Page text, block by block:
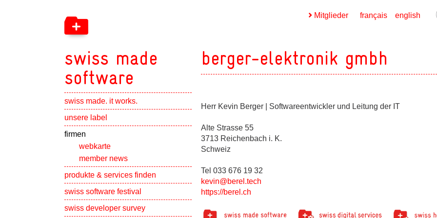
swiss made
software
swiss made. it works.
unsere label
firmen Show subpages
webkarte
member news
produkte & services finden
Show subpages
swiss software festival
swiss developer survey
english
français
Mitglieder
berger-elektronik gmbh
Herr Kevin Berger | Softwareentwickler und Leitung der IT
Alte Strasse 55
3713 Reichenbach i. K.
Schweiz
Tel 033 676 19 32
kevin@berel.tech
https://berel.ch